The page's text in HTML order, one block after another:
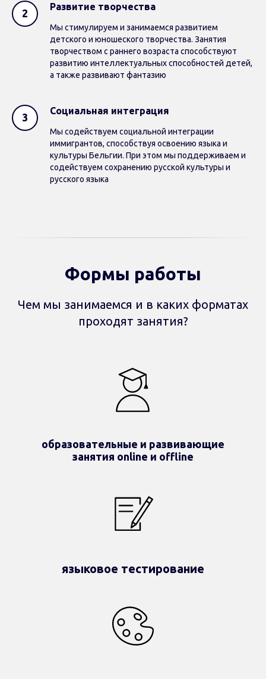
Развитие творчества
Мы стимулируем и занимаемся развитием
детского и юношеского творчества. Занятия
творчеством с раннего возраста способствуют
развитию интеллектуальных способностей детей,
а также развивают фантазию
Социальная интеграция
Мы содействуем социальной интеграции
иммигрантов, способствуя освоению языка и
культуры Бельгии. При этом мы поддерживаем и
содействуем сохранению русской культуры и
русского языка
Формы работы
Чем мы занимаемся и в каких форматах
проходят занятия?
образовательные и развивающие
занятия online и offline
языковое тестирование